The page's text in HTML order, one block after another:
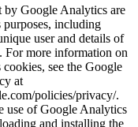
by Google Analytics are
purposes, including
user and details of
For more information on
see the Google
at
policies/privacy/.
use of Google Analytics
and installing the